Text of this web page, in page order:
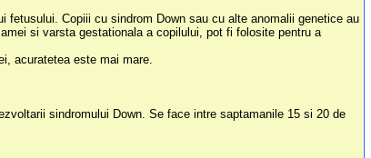
Copiii cu sindrom Down sau cu alte anomalii genetice au
si varsta gestationala a copilului, pot fi folosite pentru a
acuratetea este mai mare.
sindromului Down. Se face intre saptamanile 15 si 20 de